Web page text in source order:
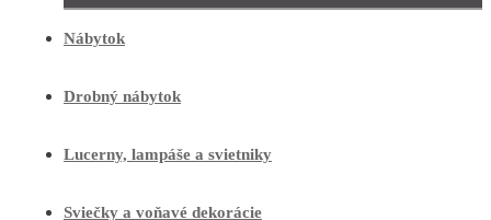
Nábytok
Drobný nábytok
Lucerny, lampáše a svietniky
Sviečky a voňavé dekorácie